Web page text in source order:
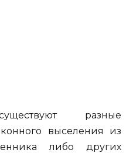
разные
выселения из
либо других